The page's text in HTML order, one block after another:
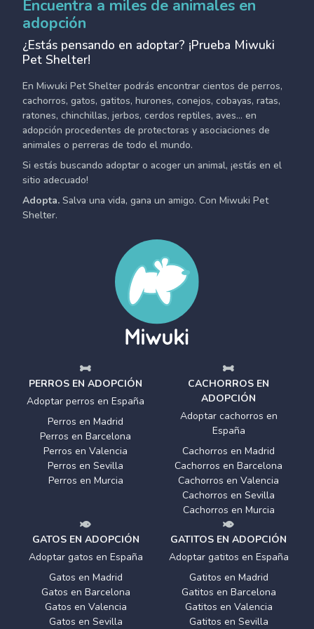
Encuentra a miles de animales en
adopción
¿Estás pensando en adoptar? ¡Prueba Miwuki
Pet Shelter!
En Miwuki Pet Shelter podrás encontrar cientos de perros,
cachorros, gatos, gatitos, hurones, conejos, cobayas, ratas,
ratones, chinchillas, jerbos, cerdos reptiles, aves... en
adopción procedentes de protectoras y asociaciones de
animales o perreras de todo el mundo.
Si estás buscando adoptar o acoger un animal, ¡estás en el
sitio adecuado!
Adopta. Salva una vida, gana un amigo. Con Miwuki Pet
Shelter.
PERROS EN ADOPCIÓN
Adoptar perros en España
Perros en Madrid
Perros en Barcelona
Perros en Valencia
Perros en Sevilla
Perros en Murcia
CACHORROS EN
ADOPCIÓN
Adoptar cachorros en
España
Cachorros en Madrid
Cachorros en Barcelona
Cachorros en Valencia
Cachorros en Sevilla
Cachorros en Murcia
GATOS EN ADOPCIÓN
Adoptar gatos en España
Gatos en Madrid
Gatos en Barcelona
Gatos en Valencia
Gatos en Sevilla
GATITOS EN ADOPCIÓN
Adoptar gatitos en España
Gatitos en Madrid
Gatitos en Barcelona
Gatitos en Valencia
Gatitos en Sevilla